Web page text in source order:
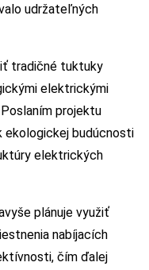
udržateľných
tradičné tuktuky
elektrickými
projektu
ekologickej budúcnosti
elektrických
plánuje využiť
nabíjacích
čím ďalej